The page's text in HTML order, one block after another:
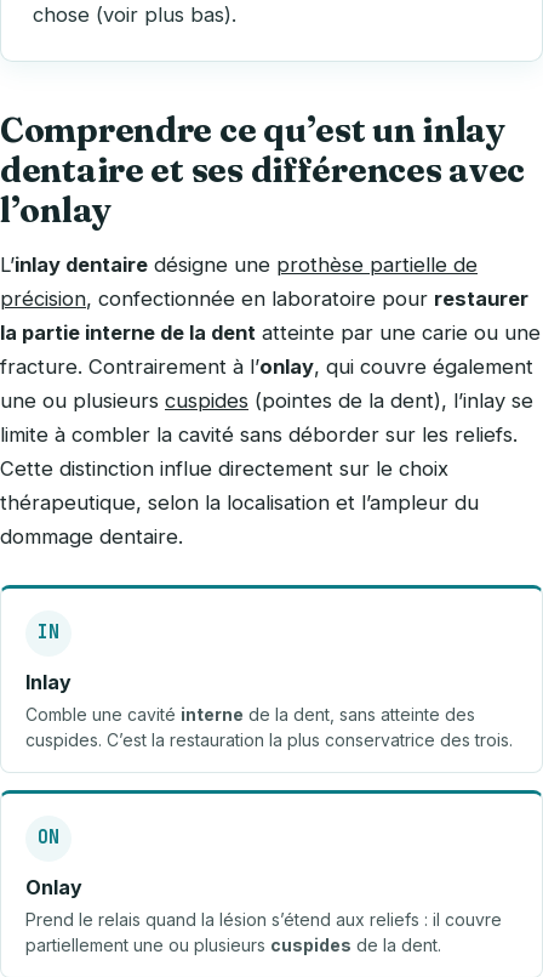
chose (voir plus bas).
Comprendre ce qu’est un inlay
dentaire et ses différences avec
l’onlay
L’inlay dentaire désigne une prothèse partielle de
précision, confectionnée en laboratoire pour restaurer
la partie interne de la dent atteinte par une carie ou une
fracture. Contrairement à l’onlay, qui couvre également
une ou plusieurs cuspides (pointes de la dent), l’inlay se
limite à combler la cavité sans déborder sur les reliefs.
Cette distinction influe directement sur le choix
thérapeutique, selon la localisation et l’ampleur du
dommage dentaire.
IN
Inlay
Comble une cavité interne de la dent, sans atteinte des
cuspides. C’est la restauration la plus conservatrice des trois.
ON
Onlay
Prend le relais quand la lésion s’étend aux reliefs : il couvre
partiellement une ou plusieurs cuspides de la dent.